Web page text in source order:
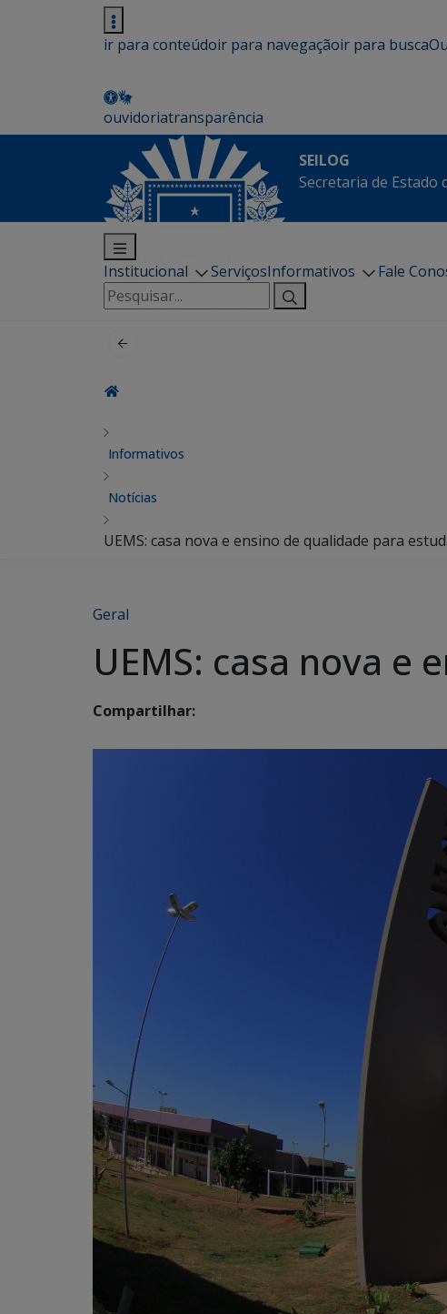
ir para conteúdoir para navegaçãoir para busca
ouvidoriatransparência
SEILOG
Secretaria de
Institucional ServiçosInformativos
Fale
Pesquisar
por:
Informativos
Notícias
UEMS: casa nova e ensino de qualidade para
Geral
UEMS: casa nova e
Compartilhar: